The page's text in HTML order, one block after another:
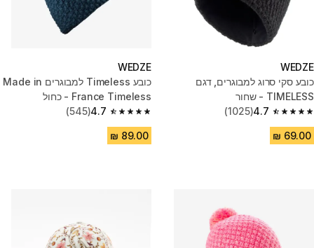
WEDZE
כובע סקי סרוג למבוגרים, דגם
TIMELESS - שחור
4.7
4.7 out of 5 stars from 1025 reviews
(1025)
WEDZE
כובע Timeless למבוגרים Made in
France Timeless - כחול
4.7
4.7 out of 5 stars from 545 reviews
(545)